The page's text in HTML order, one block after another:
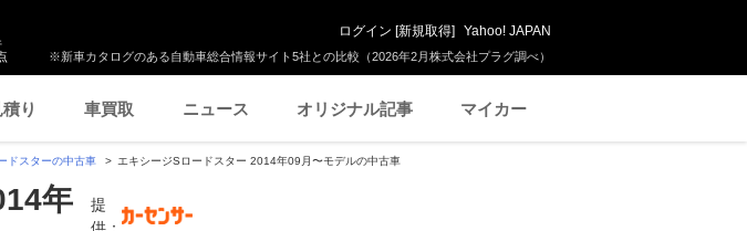
※新車カタログのある自動車総合情報サイト5社との比較（2026年2月株式会社プラグ調べ）
ログイン [新規取得] Yahoo! JAPAN
り 車買取 ニュース オリジナル記事 マイカー
ドスターの中古車 エキシージSロードスター 2014年09月〜モデルの中古車
年
提